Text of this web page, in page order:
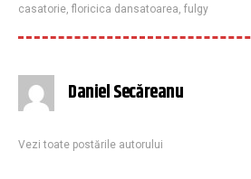
casatorie, floricica dansatoarea, fulgy
Daniel Secăreanu
Vezi toate postările autorului